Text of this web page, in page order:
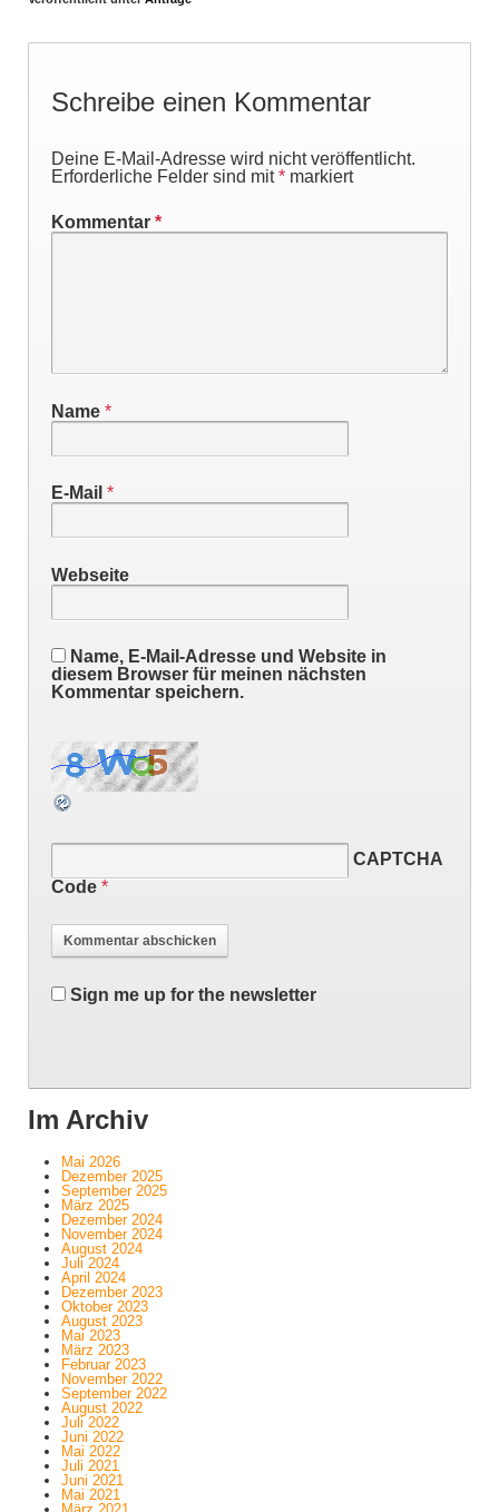
Schreibe einen Kommentar
Deine E-Mail-Adresse wird nicht veröffentlicht.
Erforderliche Felder sind mit* markiert
Kommentar *
Name *
E-Mail *
Webseite
Name, E-Mail-Adresse und Website in
diesem Browser für meinen nächsten
Kommentar speichern.
CAPTCHA
Code *
Sign me up for the newsletter
Im Archiv
Mai 2026
Dezember 2025
September 2025
März 2025
Dezember 2024
November 2024
August 2024
Juli 2024
April 2024
Dezember 2023
Oktober 2023
August 2023
Mai 2023
März 2023
Februar 2023
November 2022
September 2022
August 2022
Juli 2022
Juni 2022
Mai 2022
Juli 2021
Juni 2021
Mai 2021